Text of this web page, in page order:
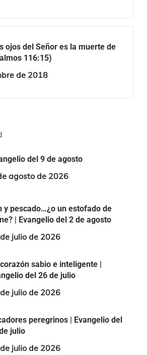
ojos del Señor es la muerte de
116:15)
de 2018
del 9 de agosto
agosto de 2026
y pescado…¿o un estofado de
| Evangelio del 2 de agosto
julio de 2026
sabio e inteligente |
del 26 de julio
julio de 2026
peregrinos | Evangelio del
julio
julio de 2026